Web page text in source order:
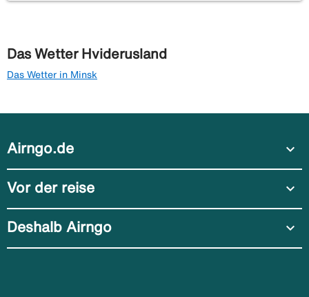
Das Wetter Hviderusland
Das Wetter in Minsk
Airngo.de expand_more
Vor der reise expand_more
Deshalb Airngo expand_more